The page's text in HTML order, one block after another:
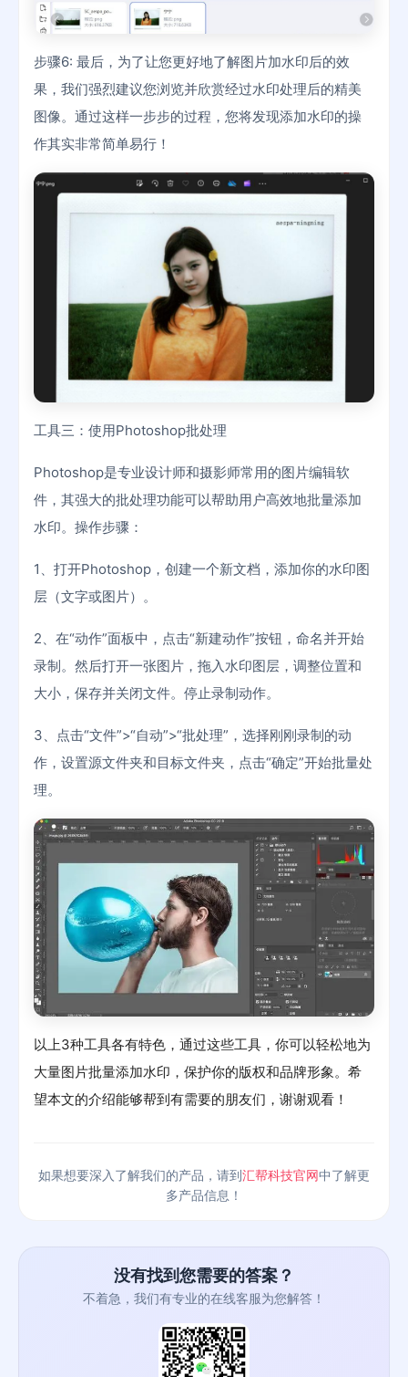
步骤6: 最后，为了让您更好地了解图片加水印后的效
果，我们强烈建议您浏览并欣赏经过水印处理后的精美
图像。通过这样一步步的过程，您将发现添加水印的操
作其实非常简单易行！
工具三：使用Photoshop批处理
Photoshop是专业设计师和摄影师常用的图片编辑软
件，其强大的批处理功能可以帮助用户高效地批量添加
水印。操作步骤：
1、打开Photoshop，创建一个新文档，添加你的水印图
层（文字或图片）。
2、在“动作”面板中，点击“新建动作”按钮，命名并开始
录制。然后打开一张图片，拖入水印图层，调整位置和
大小，保存并关闭文件。停止录制动作。
3、点击“文件”>“自动”>“批处理”，选择刚刚录制的动
作，设置源文件夹和目标文件夹，点击“确定”开始批量处
理。
以上3种工具各有特色，通过这些工具，你可以轻松地为
大量图片批量添加水印，保护你的版权和品牌形象。希
望本文的介绍能够帮到有需要的朋友们，谢谢观看！
如果想要深入了解我们的产品，请到汇帮科技官网中了解更
多产品信息！
没有找到您需要的答案？
不着急，我们有专业的在线客服为您解答！